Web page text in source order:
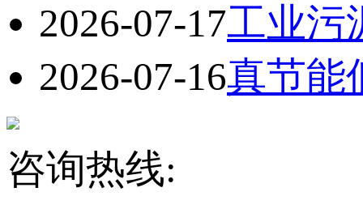
2026-07-17工业污
2026-07-16真节能
咨询热线: